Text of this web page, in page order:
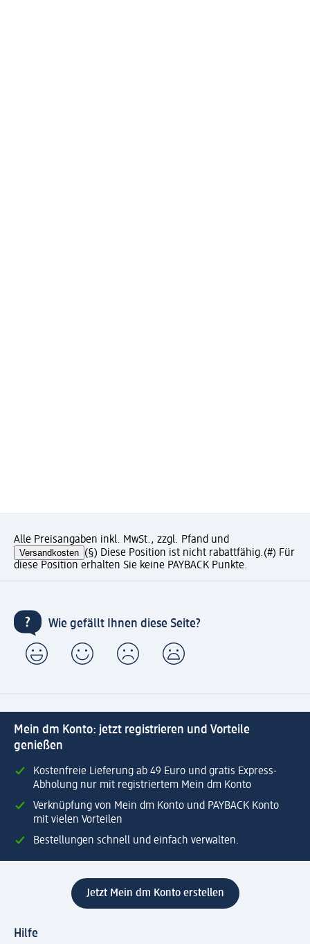
Alle Preisangaben inkl. MwSt., zzgl. Pfand und
Versandkosten (§) Diese Position ist nicht rabattfähig.(#) Für
diese Position erhalten Sie keine PAYBACK Punkte.
Wie gefällt Ihnen diese Seite?
Mein dm Konto: jetzt registrieren und Vorteile
genießen
Kostenfreie Lieferung ab 49 Euro und gratis Express-
Abholung nur mit registriertem Mein dm Konto
Verknüpfung von Mein dm Konto und PAYBACK Konto
mit vielen Vorteilen
Bestellungen schnell und einfach verwalten.
Jetzt Mein dm Konto erstellen
Hilfe